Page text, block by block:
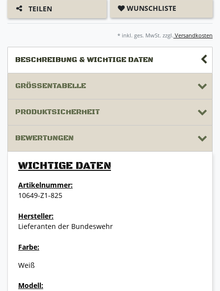
TEILEN WUNSCHLISTE
* inkl. ges. MwSt. zzgl. Versandkosten
BESCHREIBUNG & WICHTIGE DATEN
GRÖSSENTABELLE
PRODUKTSICHERHEIT
BEWERTUNGEN
WICHTIGE DATEN
Artikelnummer:
10649-Z1-825
Hersteller:
Lieferanten der Bundeswehr
Farbe:
Weiß
Modell: